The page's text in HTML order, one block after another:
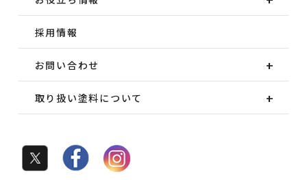
採用情報
お問い合わせ
取り扱い塗料について